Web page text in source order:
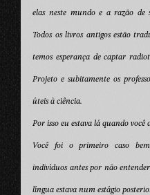
elas neste mundo e a razão de
Todos os livros antigos estão
temos esperança de captar
Projeto e subitamente os
úteis à ciência.
Por isso eu estava lá quando você
Você foi o primeiro caso
indivíduos antes por não
língua estava num estágio